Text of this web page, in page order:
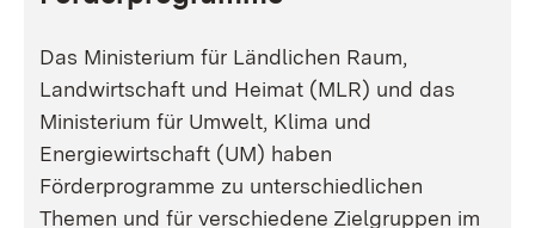
Das Ministerium für Ländlichen Raum,
Landwirtschaft und Heimat (MLR) und das
Ministerium für Umwelt, Klima und
Energiewirtschaft (UM) haben
Förderprogramme zu unterschiedlichen
Themen und für verschiedene Zielgruppen im